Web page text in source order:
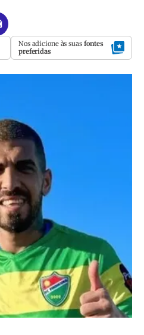
Nos adicione às suas fontes
preferidas